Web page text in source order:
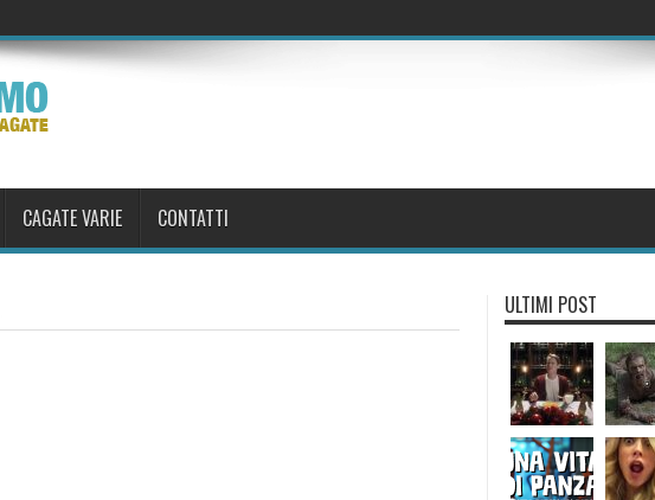
CAGATE VARIE CONTATTI
ULTIMI POST